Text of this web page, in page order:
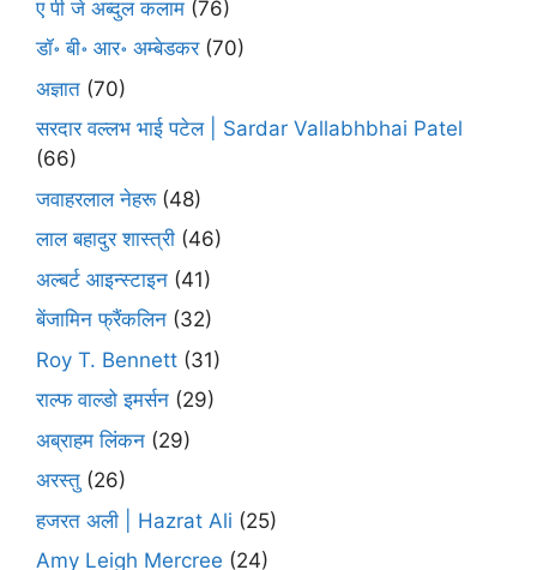
ए पी जे अब्दुल कलाम (76)
डॉ॰ बी॰ आर॰ अम्बेडकर(70)
अज्ञात (70)
सरदार वल्लभ भाई पटेल | Sardar Vallabhbhai Patel
(66)
जवाहरलाल नेहरू(48)
लाल बहादुर शास्त्री (46)
अल्बर्ट आइन्स्टाइन (41)
बेंजामिन फ्रैंकलिन (32)
Roy T. Bennett (31)
राल्फ वाल्डो इमर्सन (29)
अब्राहम लिंकन (29)
अरस्तु (26)
हजरत अली | Hazrat Ali (25)
Amy Leigh Mercree (24)